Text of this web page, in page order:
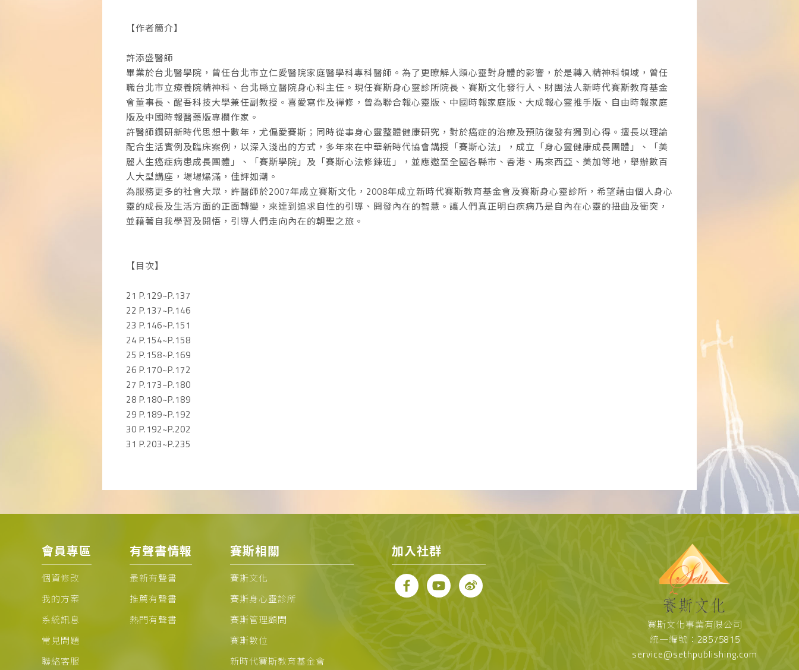
【作者簡介】
許添盛醫師
畢業於台北醫學院，曾任台北市立仁愛醫院家庭醫學科專科醫師。為了更瞭解人類心靈對身體的影響，於是轉入精神科領域，曾任
職台北市立療養院精神科、台北縣立醫院身心科主任。現任賽斯身心靈診所院長、賽斯文化發行人、財團法人新時代賽斯教育基金
會董事長、醒吾科技大學兼任副教授。喜愛寫作及禪修，曾為聯合報心靈版、中國時報家庭版、大成報心靈推手版、自由時報家庭
版及中國時報醫藥版專欄作家。
許醫師鑽研新時代思想十數年，尤偏愛賽斯；同時從事身心靈整體健康研究，對於癌症的治療及預防復發有獨到心得。擅長以理論
配合生活實例及臨床案例，以深入淺出的方式，多年來在中華新時代協會講授「賽斯心法」，成立「身心靈健康成長團體」、「美
麗人生癌症病患成長團體」、「賽斯學院」及「賽斯心法修鍊班」，並應邀至全國各縣市、香港、馬來西亞、美加等地，舉辦數百
人大型講座，場場爆滿，佳評如潮。
為服務更多的社會大眾，許醫師於2007年成立賽斯文化，2008年成立新時代賽斯教育基金會及賽斯身心靈診所，希望藉由個人身心
靈的成長及生活方面的正面轉變，來達到追求自性的引導、開發內在的智慧。讓人們真正明白疾病乃是自內在心靈的扭曲及衝突，
並藉著自我學習及開悟，引導人們走向內在的朝聖之旅。
【目次】
21 P.129~P.137
22 P.137~P.146
23 P.146~P.151
24 P.154~P.158
25 P.158~P.169
26 P.170~P.172
27 P.173~P.180
28 P.180~P.189
29 P.189~P.192
30 P.192~P.202
31 P.203~P.235
會員專區
個資修改
我的方案
系統訊息
常見問題
聯絡客服
有聲書情報
最新有聲書
推薦有聲書
熱門有聲書
賽斯相關
賽斯文化
賽斯身心靈診所
賽斯管理顧問
賽斯數位
新時代賽斯教育基金會
加入社群
賽斯文化事業有限公司
統一編號：28575815
service@sethpublishing.com